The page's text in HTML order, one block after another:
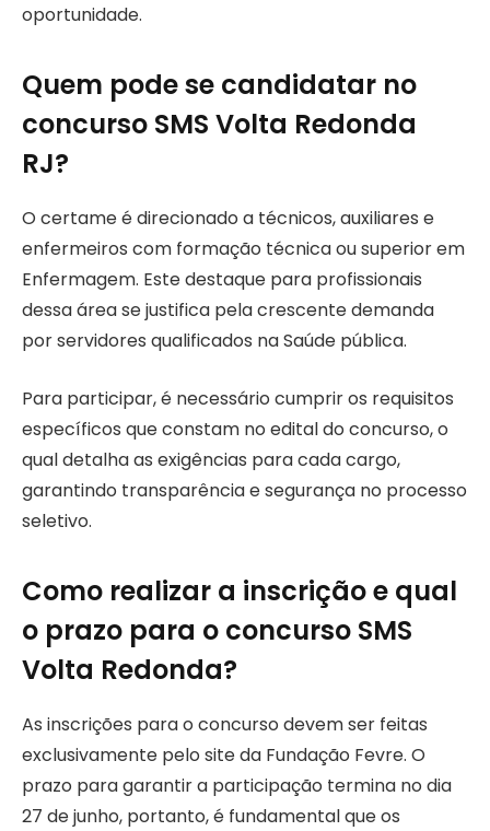
oportunidade.
Quem pode se candidatar no
concurso SMS Volta Redonda
RJ?
O certame é direcionado a técnicos, auxiliares e
enfermeiros com formação técnica ou superior em
Enfermagem. Este destaque para profissionais
dessa área se justifica pela crescente demanda
por servidores qualificados na Saúde pública.
Para participar, é necessário cumprir os requisitos
específicos que constam no edital do concurso, o
qual detalha as exigências para cada cargo,
garantindo transparência e segurança no processo
seletivo.
Como realizar a inscrição e qual
o prazo para o concurso SMS
Volta Redonda?
As inscrições para o concurso devem ser feitas
exclusivamente pelo site da Fundação Fevre. O
prazo para garantir a participação termina no dia
27 de junho, portanto, é fundamental que os